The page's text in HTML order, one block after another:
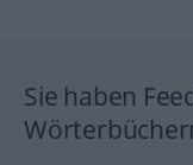
Sie haben